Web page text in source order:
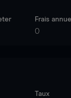
Frais
0
Taux